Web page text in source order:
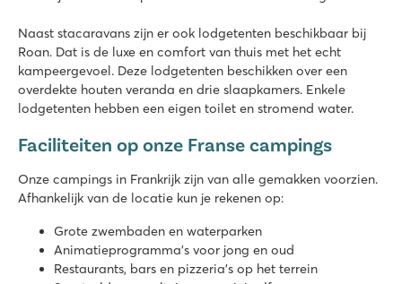
Naast stacaravans zijn er ook lodgetenten beschikbaar bij
Roan. Dat is de luxe en comfort van thuis met het echt
kampeergevoel. Deze lodgetenten beschikken over een
overdekte houten veranda en drie slaapkamers. Enkele
lodgetenten hebben een eigen toilet en stromend water.
Faciliteiten op onze Franse campings
Onze campings in Frankrijk zijn van alle gemakken voorzien.
Afhankelijk van de locatie kun je rekenen op:
Grote zwembaden en waterparken
Animatieprogramma’s voor jong en oud
Restaurants, bars en pizzeria’s op het terrein